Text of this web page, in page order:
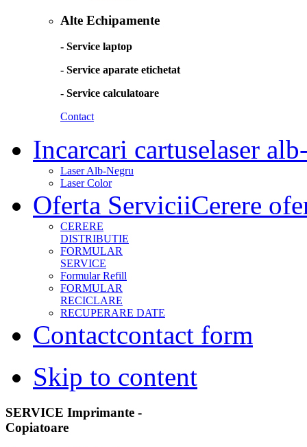
Alte Echipamente
- Service laptop
- Service aparate etichetat
- Service calculatoare
Contact
Incarcari cartuselaser
Laser Alb-Negru
Laser Color
Oferta ServiciiCerere
CERERE
DISTRIBUTIE
FORMULAR
SERVICE
Formular Refill
FORMULAR
RECICLARE
RECUPERARE DATE
Contactcontact form
Skip to content
SERVICE Imprimante -
Copiatoare